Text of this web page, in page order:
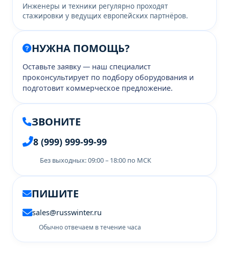
Инженеры и техники регулярно проходят
стажировки у ведущих европейских партнёров.
НУЖНА ПОМОЩЬ?
Оставьте заявку — наш специалист
проконсультирует по подбору оборудования и
подготовит коммерческое предложение.
ЗВОНИТЕ
8 (999) 999-99-99
Без выходных: 09:00 – 18:00 по МСК
ПИШИТЕ
sales@russwinter.ru
Обычно отвечаем в течение часа